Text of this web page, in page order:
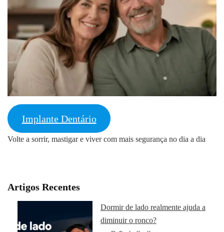
Implante Dentário
Volte a sorrir, mastigar e viver com mais segurança no dia a dia
Artigos Recentes
Dormir de lado realmente ajuda a
diminuir o ronco?